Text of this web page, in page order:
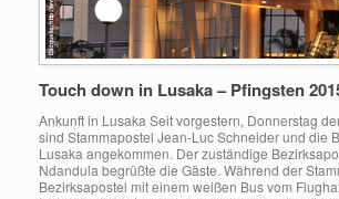
Touch down in Lusaka – Pfingsten
Ankunft in Lusaka Seit vorgestern, Donnerstag
sind Stammapostel Jean-Luc Schneider und die
Lusaka angekommen. Der zuständige
Ndandula begrüßte die Gäste. Während der
Bezirksapostel mit einem weißen Bus vom